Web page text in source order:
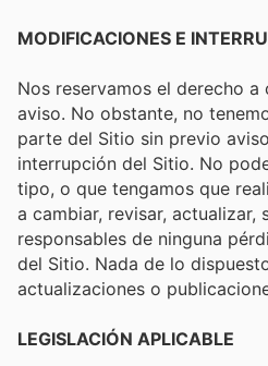
MODIFICACIONES E
Nos reservamos el derecho
aviso. No obstante, no
parte del Sitio sin previo
interrupción del Sitio. No
tipo, o que tengamos que
a cambiar, revisar,
responsables de ninguna
del Sitio. Nada de lo dispuesto en estos Términos de uso se interpretará como una obligación para nosotros de mantener y apoyar el Sitio o de proporcionar correcciones,
actualizaciones o
LEGISLACIÓN APLICABLE